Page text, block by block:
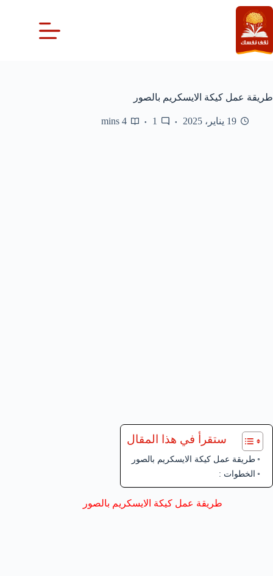
التجاوز
إلى
المحتوى
طريقة عمل كيكة الايسكريم بالصور
19 يناير، 2025 1
4 mins
ستقرأ في هذا المقال
طريقة عمل كيكة الايسكريم بالصور
الخطوات :
طريقة عمل كيكة الايسكريم بالصور